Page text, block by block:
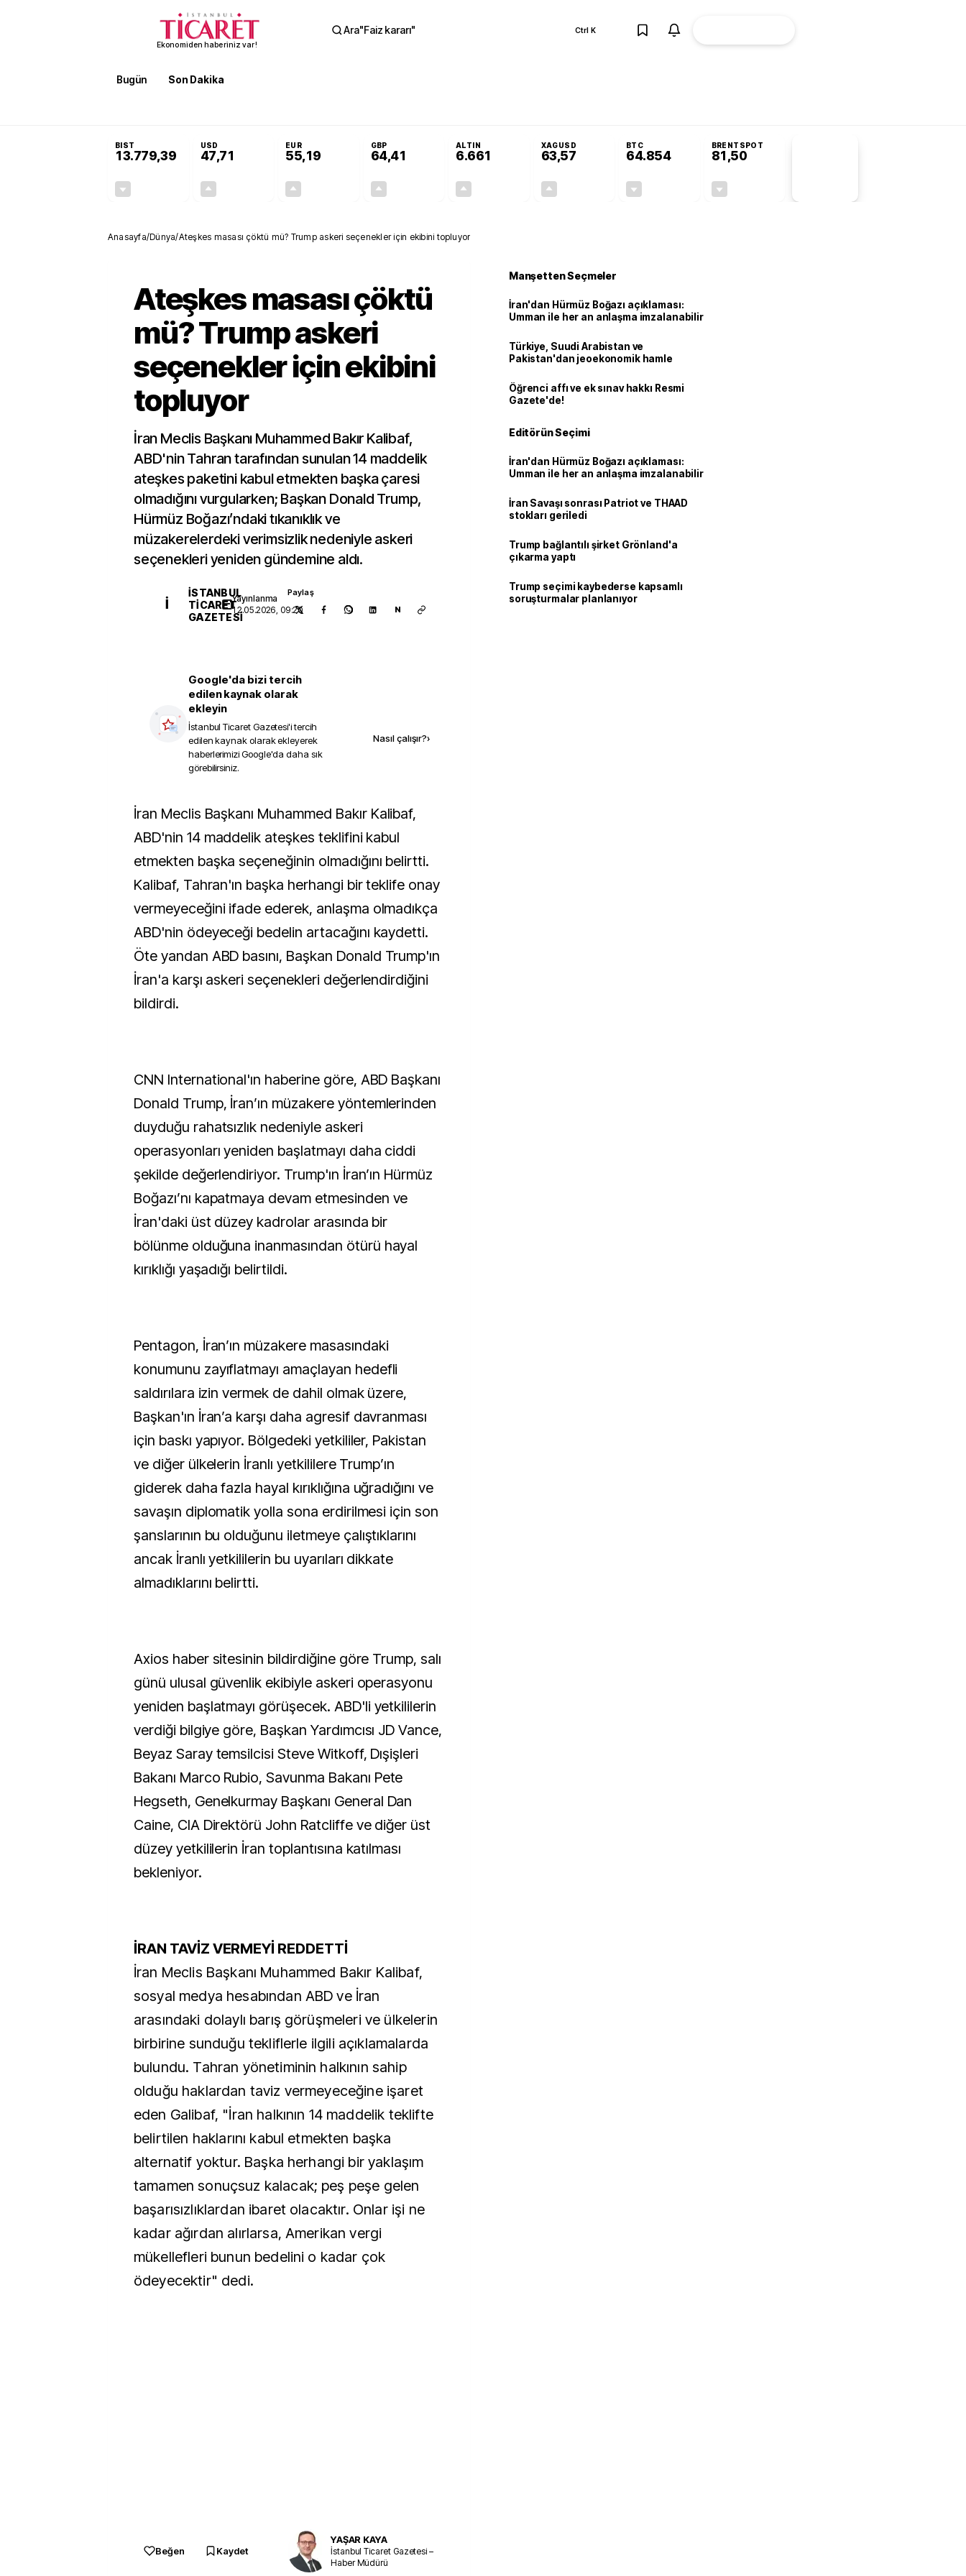
Ekonomiden haberiniz var!
Ara"Faiz kararı" Ctrl K
Bugün Son Dakika
BIST
13.779,39
USD
47,71
EUR
55,19
GBP
64,41
ALTIN
6.661
XAGUSD
63,57
BTC
64.854
BRENTSPOT
81,50
Anasayfa/Dünya/Ateşkes masası çöktü mü? Trump askeri seçenekler için ekibini topluyor
Ateşkes masası çöktü
mü? Trump askeri
seçenekler için ekibini
topluyor
İran Meclis Başkanı Muhammed Bakır Kalibaf,
ABD'nin Tahran tarafından sunulan 14 maddelik
ateşkes paketini kabul etmekten başka çaresi
olmadığını vurgularken; Başkan Donald Trump,
Hürmüz Boğazı’ndaki tıkanıklık ve
müzakerelerdeki verimsizlik nedeniyle askeri
seçenekleri yeniden gündemine aldı.
İ
İSTANBUL
TICARET
GAZETESI
Yayınlanma
12.05.2026, 09:20
Paylaş
N
Google'da bizi tercih
edilen kaynak olarak
ekleyin
İstanbul Ticaret Gazetesi'i tercih
edilen kaynak olarak ekleyerek
haberlerimizi Google'da daha sık
görebilirsiniz.
Nasıl çalışır?›
İran Meclis Başkanı Muhammed Bakır Kalibaf,
ABD'nin 14 maddelik ateşkes teklifini kabul
etmekten başka seçeneğinin olmadığını belirtti.
Kalibaf, Tahran'ın başka herhangi bir teklife onay
vermeyeceğini ifade ederek, anlaşma olmadıkça
ABD'nin ödeyeceği bedelin artacağını kaydetti.
Öte yandan ABD basını, Başkan Donald Trump'ın
İran'a karşı askeri seçenekleri değerlendirdiğini
bildirdi.
CNN International'ın haberine göre, ABD Başkanı
Donald Trump, İran’ın müzakere yöntemlerinden
duyduğu rahatsızlık nedeniyle askeri
operasyonları yeniden başlatmayı daha ciddi
şekilde değerlendiriyor. Trump'ın İran’ın Hürmüz
Boğazı’nı kapatmaya devam etmesinden ve
İran'daki üst düzey kadrolar arasında bir
bölünme olduğuna inanmasından ötürü hayal
kırıklığı yaşadığı belirtildi.
Pentagon, İran’ın müzakere masasındaki
konumunu zayıflatmayı amaçlayan hedefli
saldırılara izin vermek de dahil olmak üzere,
Başkan'ın İran’a karşı daha agresif davranması
için baskı yapıyor. Bölgedeki yetkililer, Pakistan
ve diğer ülkelerin İranlı yetkililere Trump’ın
giderek daha fazla hayal kırıklığına uğradığını ve
savaşın diplomatik yolla sona erdirilmesi için son
şanslarının bu olduğunu iletmeye çalıştıklarını
ancak İranlı yetkililerin bu uyarıları dikkate
almadıklarını belirtti.
Axios haber sitesinin bildirdiğine göre Trump, salı
günü ulusal güvenlik ekibiyle askeri operasyonu
yeniden başlatmayı görüşecek. ABD'li yetkililerin
verdiği bilgiye göre, Başkan Yardımcısı JD Vance,
Beyaz Saray temsilcisi Steve Witkoff, Dışişleri
Bakanı Marco Rubio, Savunma Bakanı Pete
Hegseth, Genelkurmay Başkanı General Dan
Caine, CIA Direktörü John Ratcliffe ve diğer üst
düzey yetkililerin İran toplantısına katılması
bekleniyor.
İRAN TAVİZ VERMEYİ REDDETTİ
İran Meclis Başkanı Muhammed Bakır Kalibaf,
sosyal medya hesabından ABD ve İran
arasındaki dolaylı barış görüşmeleri ve ülkelerin
birbirine sunduğu tekliflerle ilgili açıklamalarda
bulundu. Tahran yönetiminin halkının sahip
olduğu haklardan taviz vermeyeceğine işaret
eden Galibaf, "İran halkının 14 maddelik teklifte
belirtilen haklarını kabul etmekten başka
alternatif yoktur. Başka herhangi bir yaklaşım
tamamen sonuçsuz kalacak; peş peşe gelen
başarısızlıklardan ibaret olacaktır. Onlar işi ne
kadar ağırdan alırlarsa, Amerikan vergi
mükellefleri bunun bedelini o kadar çok
ödeyecektir" dedi.
Beğen Kaydet
YAŞAR KAYA
İstanbul Ticaret Gazetesi –
Haber Müdürü
Manşetten Seçmeler
İran'dan Hürmüz Boğazı açıklaması:
Umman ile her an anlaşma imzalanabilir
Türkiye, Suudi Arabistan ve
Pakistan'dan jeoekonomik hamle
Öğrenci affı ve ek sınav hakkı Resmi
Gazete'de!
Editörün Seçimi
İran'dan Hürmüz Boğazı açıklaması:
Umman ile her an anlaşma imzalanabilir
İran Savaşı sonrası Patriot ve THAAD
stokları geriledi
Trump bağlantılı şirket Grönland'a
çıkarma yaptı
Trump seçimi kaybederse kapsamlı
soruşturmalar planlanıyor